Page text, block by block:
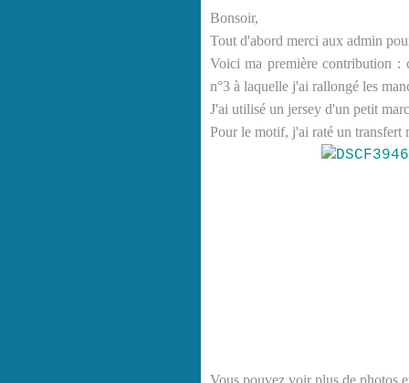
Bonsoir,
Tout d'abord merci aux admin
Voici ma première contribution :
n°3 à laquelle j'ai rallongé les
J'ai utilisé un jersey d'un petit
Pour le motif, j'ai raté un
Vous pouvez voir plus de photos